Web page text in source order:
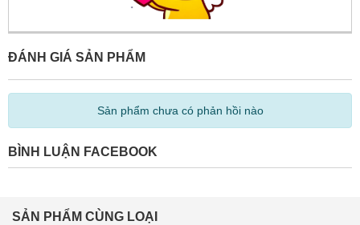
ĐÁNH GIÁ SẢN PHẨM
Sản phẩm chưa có phản hồi nào
BÌNH LUẬN FACEBOOK
SẢN PHẨM CÙNG LOẠI